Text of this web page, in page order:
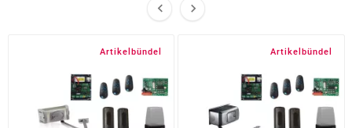
 
Artikelbündel Artikelbündel